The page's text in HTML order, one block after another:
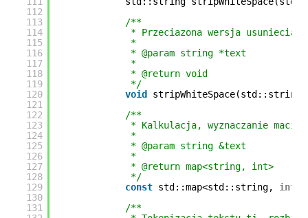
112
113
114
115
116
117
118
119
120
121
122
123
124
125
126
127
128
129
130
131
/**
* Przeciazona wersja usuniecia
*
* @param string *text
*
* @return void
*/
void
/**
* Kalkulacja, wyznaczanie
*
* @param string &text
*
* @return map<string, int>
*/
const std::map<std::string, int
/**